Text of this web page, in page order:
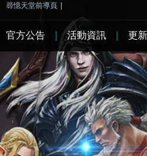
尋憶天堂前導頁